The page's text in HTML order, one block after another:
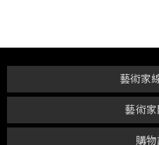
購物
藝術
藝術家